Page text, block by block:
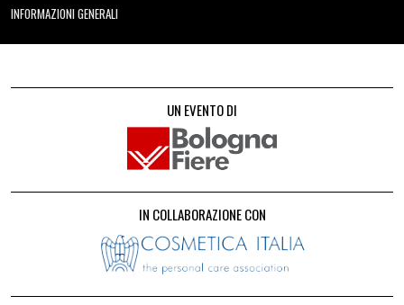
INFORMAZIONI GENERALI
UN EVENTO DI
IN COLLABORAZIONE CON